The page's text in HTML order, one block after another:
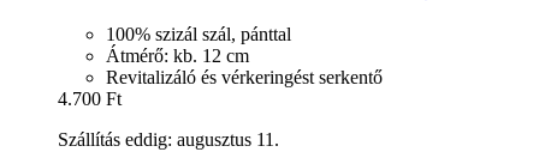
100% szizál szál, pánttal
Átmérő: kb. 12 cm
Revitalizáló és vérkeringést serkentő
4.700 Ft
Szállítás eddig: augusztus 11.